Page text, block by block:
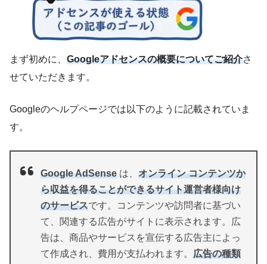
まず初めに、 Googleアドセンスの概要についてご紹介さ
せていただきます。
Googleのヘルプページでは以下のように記載されていま
す。
Google AdSense は、 オンライン コンテンツか
ら収益を得ることができるサイト運営者様向け
のサービスです。コンテンツや訪問者に基づい
て、関連する広告がサイトに表示されます。広
告は、商品やサービスを宣伝する広告主によっ
て作成され、費用が支払われます。 広告の種類